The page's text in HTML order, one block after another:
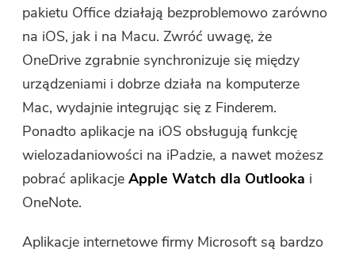
pakietu Office działają bezproblemowo zarówno
na iOS, jak i na Macu. Zwróć uwagę, że
OneDrive zgrabnie synchronizuje się między
urządzeniami i dobrze działa na komputerze
Mac, wydajnie integrując się z Finderem.
Ponadto aplikacje na iOS obsługują funkcję
wielozadaniowości na iPadzie, a nawet możesz
pobrać aplikacjeApple Watch dla Outlooka i
OneNote.
Aplikacje internetowe firmy Microsoft są bardzo